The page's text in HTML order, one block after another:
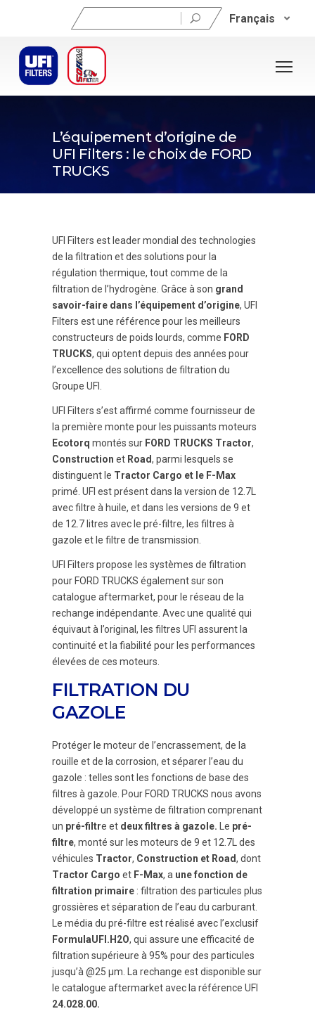
Rechercher : Français
L’équipement d’origine de
UFI Filters : le choix de FORD
TRUCKS
28 novembre 2023
UFI Filters est leader mondial des technologies
de la filtration et des solutions pour la
régulation thermique, tout comme de la
filtration de l’hydrogène. Grâce à son grand
savoir-faire dans l’équipement d’origine, UFI
Filters est une référence pour les meilleurs
constructeurs de poids lourds, comme FORD
TRUCKS, qui optent depuis des années pour
l’excellence des solutions de filtration du
Groupe UFI.
UFI Filters s’est affirmé comme fournisseur de
la première monte pour les puissants moteurs
Ecotorq montés sur FORD TRUCKS Tractor,
Construction et Road, parmi lesquels se
distinguent le Tractor Cargo et le F-Max
primé. UFI est présent dans la version de 12.7L
avec filtre à huile, et dans les versions de 9 et
de 12.7 litres avec le pré-filtre, les filtres à
gazole et le filtre de transmission.
UFI Filters propose les systèmes de filtration
pour FORD TRUCKS également sur son
catalogue aftermarket, pour le réseau de la
rechange indépendante. Avec une qualité qui
équivaut à l’original, les filtres UFI assurent la
continuité et la fiabilité pour les performances
élevées de ces moteurs.
FILTRATION DU
GAZOLE
Protéger le moteur de l’encrassement, de la
rouille et de la corrosion, et séparer l’eau du
gazole : telles sont les fonctions de base des
filtres à gazole. Pour FORD TRUCKS nous avons
développé un système de filtration comprenant
un pré-filtre et deux filtres à gazole. Le pré-
filtre, monté sur les moteurs de 9 et 12.7L des
véhicules Tractor, Construction et Road, dont
Tractor Cargo et F-Max, a une fonction de
filtration primaire : filtration des particules plus
grossières et séparation de l’eau du carburant.
Le média du pré-filtre est réalisé avec l’exclusif
FormulaUFI.H2O, qui assure une efficacité de
filtration supérieure à 95% pour des particules
jusqu’à @25 µm. La rechange est disponible sur
le catalogue aftermarket avec la référence UFI
24.028.00.